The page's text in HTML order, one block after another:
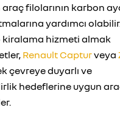
filolarının karbon
yardımcı
kiralama hizmeti almak
Renault Capturveya
çevreye duyarlı ve
hedeflerine uygun